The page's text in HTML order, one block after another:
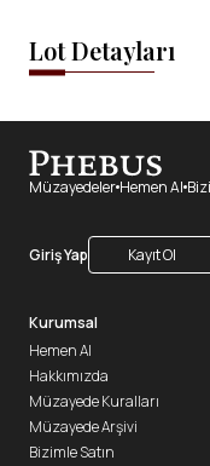
Lot Detayları
Müzayedeler Hemen Al
Giriş Yap Kayıt Ol
Kurumsal
Hemen Al
Hakkımızda
Müzayede Kuralları
Müzayede Arşivi
Bizimle Satın